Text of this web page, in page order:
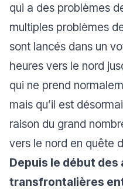
qui a des problèmes
multiples problèmes
sont lancés dans un
heures vers le nord
qui ne prend
mais qu’il est
raison du grand
vers le nord en quête
Depuis le début des
transfrontalières